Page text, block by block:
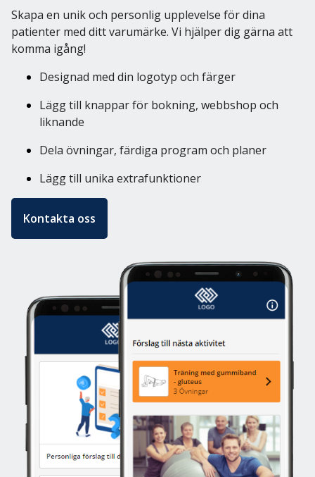
Dansk
Skapa en unik och personlig upplevelse för dina
patienter med ditt varumärke. Vi hjälper dig gärna att
komma igång!
Designad med din logotyp och färger
Lägg till knappar för bokning, webbshop och
liknande
Dela övningar, färdiga program och planer
Lägg till unika extrafunktioner
Kontakta oss